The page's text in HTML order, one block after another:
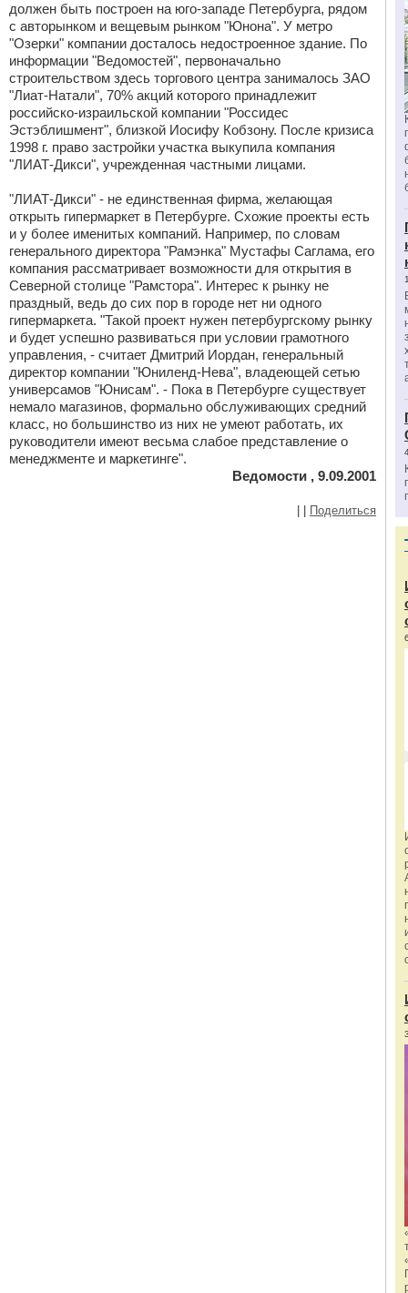
должен быть построен на юго-западе Петербурга, рядом
с авторынком и вещевым рынком "Юнона". У метро
"Озерки" компании досталось недостроенное здание. По
информации "Ведомостей", первоначально
строительством здесь торгового центра занималось ЗАО
"Лиат-Натали", 70% акций которого принадлежит
российско-израильской компании "Россидес
Эстэблишмент", близкой Иосифу Кобзону. После кризиса
1998 г. право застройки участка выкупила компания
"ЛИАТ-Дикси", учрежденная частными лицами.
"ЛИАТ-Дикси" - не единственная фирма, желающая
открыть гипермаркет в Петербурге. Схожие проекты есть
и у более именитых компаний. Например, по словам
генерального директора "Рамэнка" Мустафы Саглама, его
компания рассматривает возможности для открытия в
Северной столице "Рамстора". Интерес к рынку не
праздный, ведь до сих пор в городе нет ни одного
гипермаркета. "Такой проект нужен петербургскому рынку
и будет успешно развиваться при условии грамотного
управления, - считает Дмитрий Иордан, генеральный
директор компании "Юниленд-Нева", владеющей сетью
универсамов "Юнисам". - Пока в Петербурге существует
немало магазинов, формально обслуживающих средний
класс, но большинство из них не умеют работать, их
руководители имеют весьма слабое представление о
менеджменте и маркетинге".
Ведомости , 9.09.2001
Поделиться